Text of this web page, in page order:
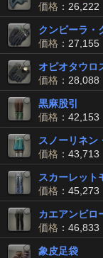
価格 ：26,222
クンビーラ・
価格 ：27,155
オピオタウロ
価格 ：28,088
黒麻股引
価格 ：42,153
スノーリネン
価格 ：43,713
スカーレット
価格 ：45,273
カエアンビロ
価格 ：46,833
象皮足袋